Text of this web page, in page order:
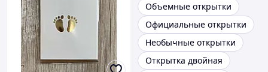
Объемные открытки
Официальные открытки
Необычные открытки
Открытка двойная